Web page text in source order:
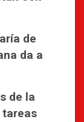
de
da a
de la
tareas